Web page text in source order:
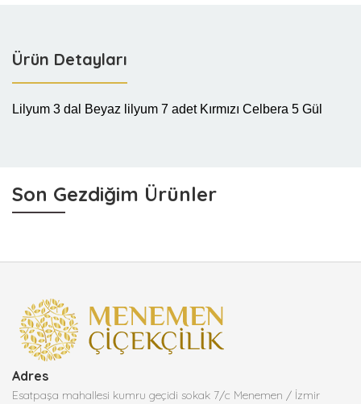
Ürün Detayları
Lilyum 3 dal Beyaz lilyum 7 adet Kırmızı Celbera 5 Gül
Son Gezdiğim Ürünler
Adres
Esatpaşa mahallesi kumru geçidi sokak 7/c Menemen / İzmir